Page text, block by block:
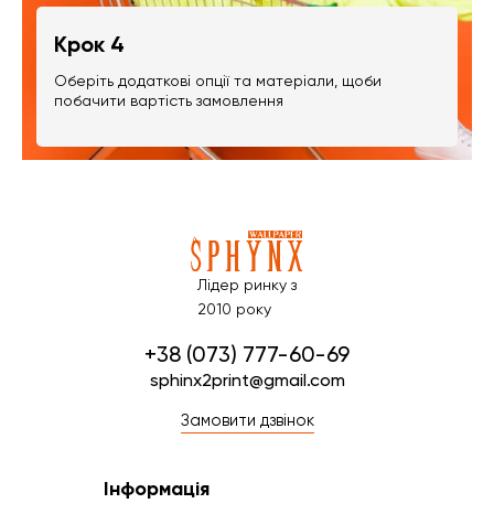
Крок 4
Оберіть додаткові опції та матеріали, щоби
побачити вартість замовлення
Лідер ринку з
2010 року
+38 (073) 777-60-69
sphinx2print@gmail.com
Замовити дзвінок
Інформація